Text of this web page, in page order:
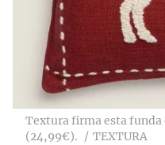
Textura firma esta funda
(24,99€).
TEXTURA